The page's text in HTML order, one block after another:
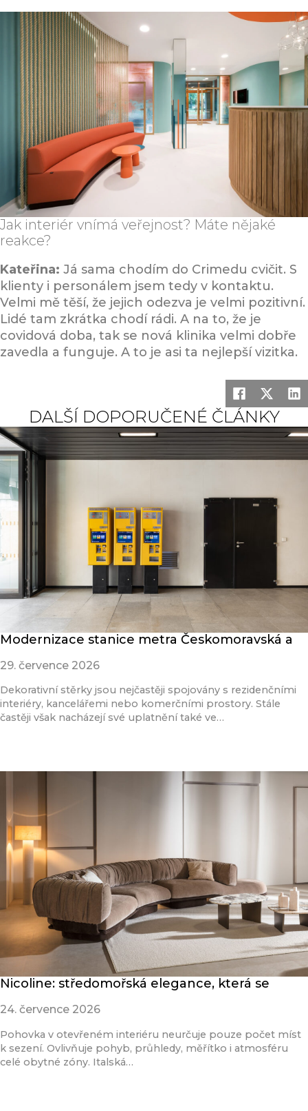
Jak interiér vnímá veřejnost? Máte nějaké
reakce?
Kateřina: Já sama chodím do Crimedu cvičit. S
klienty i personálem jsem tedy v kontaktu.
Velmi mě těší, že jejich odezva je velmi pozitivní.
Lidé tam zkrátka chodí rádi. A na to, že je
covidová doba, tak se nová klinika velmi dobře
zavedla a funguje. A to je asi ta nejlepší vizitka.
DALŠÍ DOPORUČENÉ ČLÁNKY
Modernizace stanice metra Českomoravská a
29. července 2026
Dekorativní stěrky jsou nejčastěji spojovány s rezidenčními
interiéry, kancelářemi nebo komerčními prostory. Stále
častěji však nacházejí své uplatnění také ve…
Nicoline: středomořská elegance, která se
24. července 2026
Pohovka v otevřeném interiéru neurčuje pouze počet míst
k sezení. Ovlivňuje pohyb, průhledy, měřítko i atmosféru
celé obytné zóny. Italská…